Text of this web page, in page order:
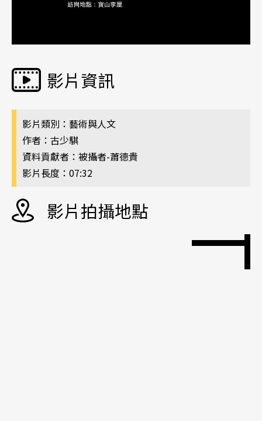
影片資訊
影片類別：藝術與人文
作者：古少騏
資料貢獻者：被攝者-蕭德貴
影片長度：07:32
影片拍攝地點